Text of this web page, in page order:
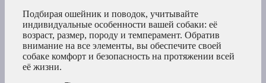
Подбирая ошейник и поводок, учитывайте
индивидуальные особенности вашей собаки: её
возраст, размер, породу и темперамент. Обратив
внимание на все элементы, вы обеспечите своей
собаке комфорт и безопасность на протяжении всей
её жизни.